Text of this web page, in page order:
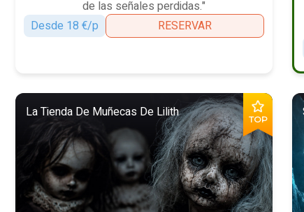
de las señales perdidas."
Desde 18 €/p
RESERVAR
TOP
La Tienda De Muñecas De Lilith